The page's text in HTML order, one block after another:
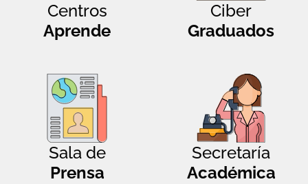
Centros
Aprende
Ciber
Graduados
Sala de
Prensa
Secretaría
Académica